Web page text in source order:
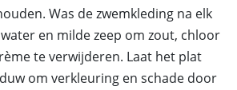
Was de zwemkleding na elk
en milde zeep om zout, chloor
te verwijderen. Laat het plat
om verkleuring en schade door